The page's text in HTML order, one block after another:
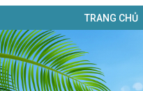
TRANG CHỦ